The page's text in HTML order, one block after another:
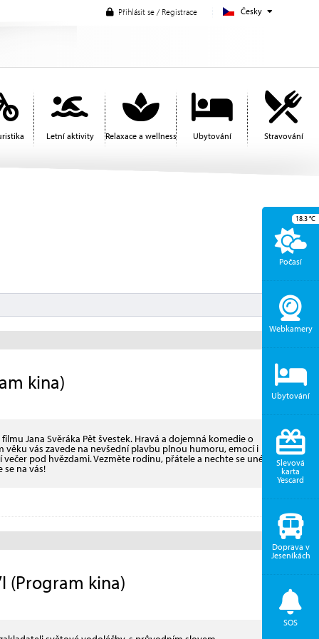
Česky
Přihlásit se / Registrace
Letní aktivity Relaxace a wellness Ubytování Stravování
kina)
Jana Svěráka Pět švestek. Hravá a dojemná komedie o
vás zavede na nevšední plavbu plnou humoru, emocí i
pod hvězdami. Vezměte rodinu, přátele a nechte se unést
se na vás!
(Program kina)
Počasí
18.3°C
Webkamery
Ubytování
Slevová
karta
Yescard
Doprava v
Jeseníkách
SOS